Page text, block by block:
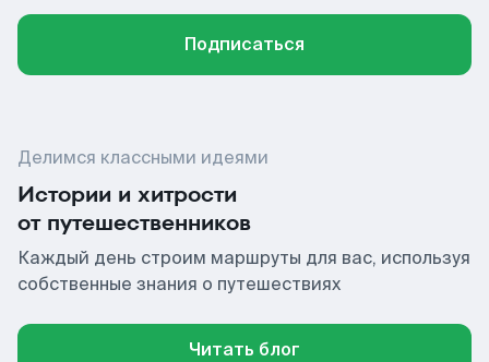
Подписаться
Делимся классными идеями
Истории и хитрости
от путешественников
Каждый день строим маршруты для вас, используя
собственные знания о путешествиях
Читать блог